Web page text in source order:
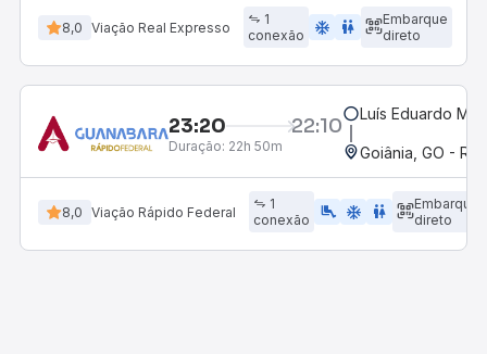
8,0 Viação Real Expresso
1
conexão
ac_unit wc
Embarque
direto
23:20 22:10
Duração: 22h 50m
Luís Eduardo
Goiânia, GO -
8,0 Viação Rápido Federal
1
conexão
airline_seat_legroom_extra ac_unit wc
Embarque
direto